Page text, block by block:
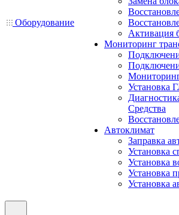
Оборудование
Активация
Мониторинг
Установка
Средства
Автоклимат
Заправка
Установка
Установка
Установка
Установка